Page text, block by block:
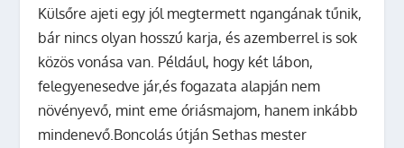
Külsőre ajeti egy jól megtermett ngangának tűnik,
bár nincs olyan hosszú karja, és azemberrel is sok
közös vonása van. Például, hogy két lábon,
felegyenesedve jár,és fogazata alapján nem
növényevő, mint eme óriásmajom, hanem inkább
mindenevő.Boncolás útján Sethas mester